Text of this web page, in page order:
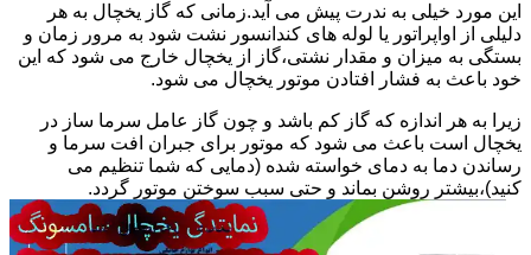
این مورد خیلی به ندرت پیش می آید.زمانی که گاز یخچال به هر
دلیلی از اواپراتور یا لوله های کندانسور نشت شود به مرور زمان و
بستگی به میزان و مقدار نشتی،گاز از یخچال خارج می شود که این
خود باعث به فشار افتادن موتور یخچال می شود.
زیرا به هر اندازه که گاز کم باشد و چون گاز عامل سرما ساز در
یخچال است باعث می شود که موتور برای جبران افت سرما و
رساندن دما به دمای خواسته شده (دمایی که شما تنظیم می
کنید)،بیشتر روشن بماند و حتی سبب سوختن موتور گردد.